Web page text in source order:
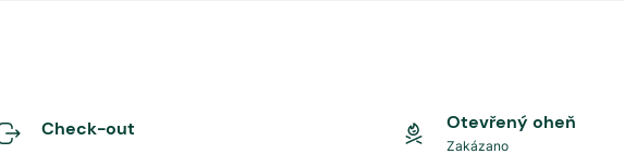
Check-out Otevřený oheň
Zakázano